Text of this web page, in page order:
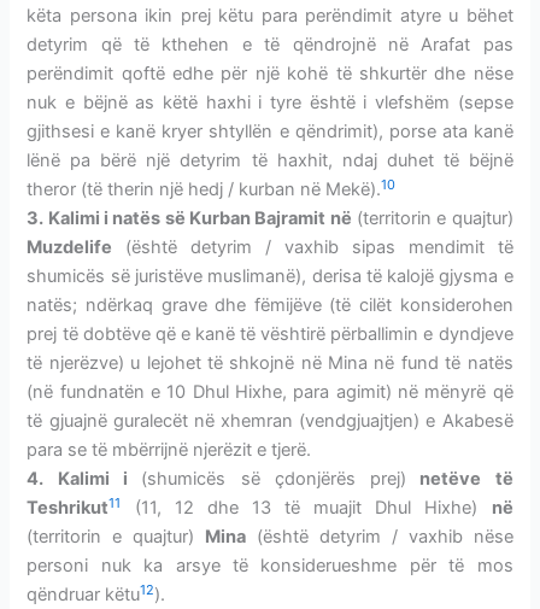
këta persona ikin prej këtu para perëndimit atyre u bëhet
detyrim që të kthehen e të qëndrojnë në Arafat pas
perëndimit qoftë edhe për një kohë të shkurtër dhe nëse
nuk e bëjnë as këtë haxhi i tyre është i vlefshëm (sepse
gjithsesi e kanë kryer shtyllën e qëndrimit), porse ata kanë
lënë pa bërë një detyrim të haxhit, ndaj duhet të bëjnë
theror (të therin një hedj / kurban në Mekë).10
3. Kalimi i natës së Kurban Bajramit në (territorin e quajtur)
Muzdelife (është detyrim / vaxhib sipas mendimit të
shumicës së juristëve muslimanë), derisa të kalojë gjysma e
natës; ndërkaq grave dhe fëmijëve (të cilët konsiderohen
prej të dobtëve që e kanë të vështirë përballimin e dyndjeve
të njerëzve) u lejohet të shkojnë në Mina në fund të natës
(në fundnatën e 10 Dhul Hixhe, para agimit) në mënyrë që
të gjuajnë guralecët në xhemran (vendgjuajtjen) e Akabesë
para se të mbërrijnë njerëzit e tjerë.
4. Kalimi i (shumicës së çdonjërës prej) netëve të
Teshrikut11 (11, 12 dhe 13 të muajit Dhul Hixhe) në
(territorin e quajtur) Mina (është detyrim / vaxhib nëse
personi nuk ka arsye të konsiderueshme për të mos
qëndruar këtu12).